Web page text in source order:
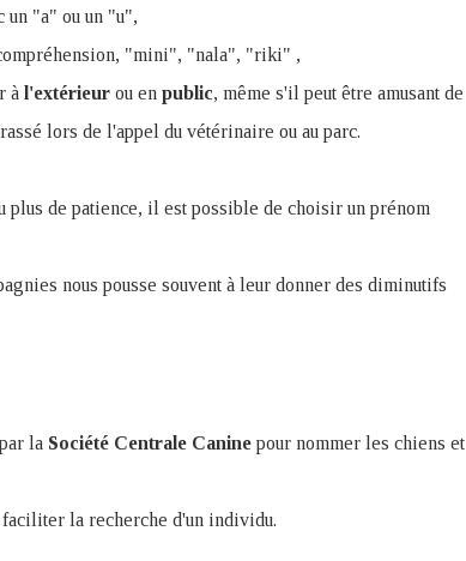
un "a" ou un "u",
"mini", "nala", "riki" ,
à l'extérieur ou en public, même s'il peut être amusant de
lors de l'appel du vétérinaire ou au parc.
plus de patience, il est possible de choisir un prénom
nous pousse souvent à leur donner des diminutifs
la Société Centrale Canine pour nommer les chiens et
la recherche d'un individu.